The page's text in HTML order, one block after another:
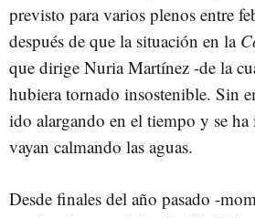
previsto para varios plenos entre
después de que la situación en la
que dirige Nuria Martínez -de la
hubiera tornado insostenible. Sin
ido alargando en el tiempo y se ha
vayan calmando las aguas.
Desde finales del año pasado -